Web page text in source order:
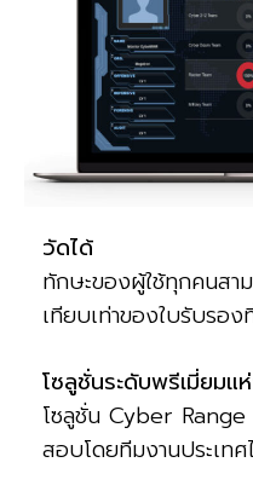
วัดได้
ทักษะของผู้ใช้ทุกคนสา
เทียบเท่าของใบรับรอ
โซลูชั่นระดับพรีเมี่ยมแห่
โซลูชั่น Cyber Range
สอบโดยทีมงานประเทศ